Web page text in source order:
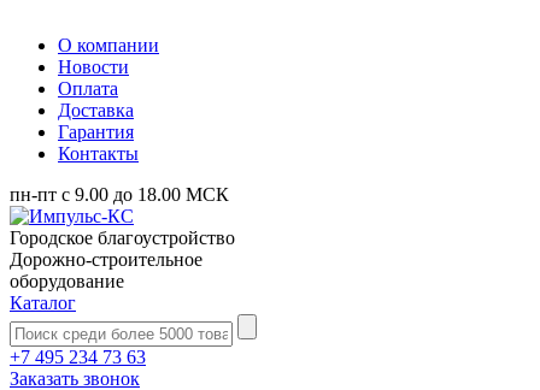
О компании
Новости
Оплата
Доставка
Гарантия
Контакты
пн-пт с 9.00 до 18.00 МСК
Городское благоустройство
Дорожно-строительное
оборудование
Каталог
+7 495 234 73 63
Заказать звонок